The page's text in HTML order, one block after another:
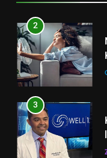
2
3